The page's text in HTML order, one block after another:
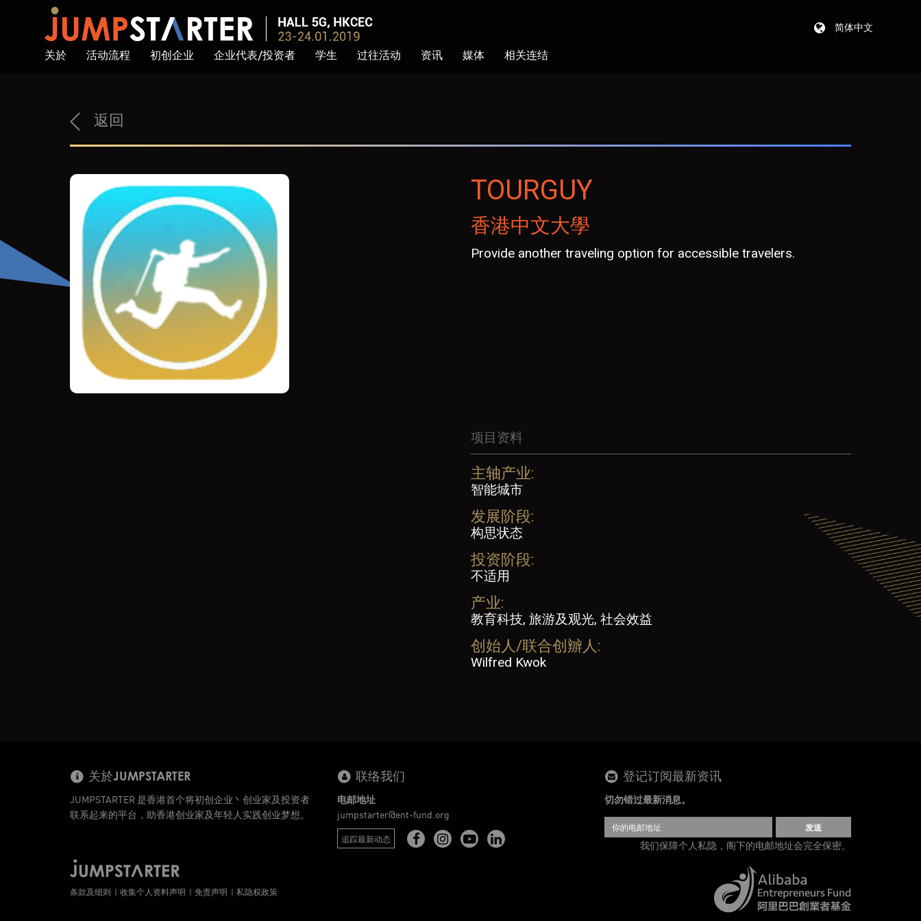
关於 活动流程 初创企业 企业代表/投资者 学生 过往活动 资讯 媒体 相关连结
简体中文
返回
TOURGUY
香港中文大學
Provide another traveling option for accessible travelers.
项目资料
主轴产业:
智能城市
发展阶段:
构思状态
投资阶段:
不适用
产业:
教育科技, 旅游及观光, 社会效益
创始人/联合创辧人:
Wilfred Kwok
关於JUMPSTARTER
JUMPSTARTER 是香港首个将初创企业丶创业家及投资者
联系起来的平台，助香港创业家及年轻人实践创业梦想。
联络我们
电邮地址
jumpstarter@ent-fund.org
追踪最新动态
登记订阅最新资讯
切勿错过最新消息。
发送
我们保障个人私隐，阁下的电邮地址会完全保密。
条款及细则 收集个人资料声明 免责声明 私隐权政策